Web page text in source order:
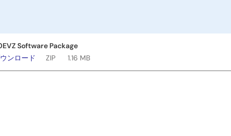
Software Package
ンロード
ZIP 1.16 MB